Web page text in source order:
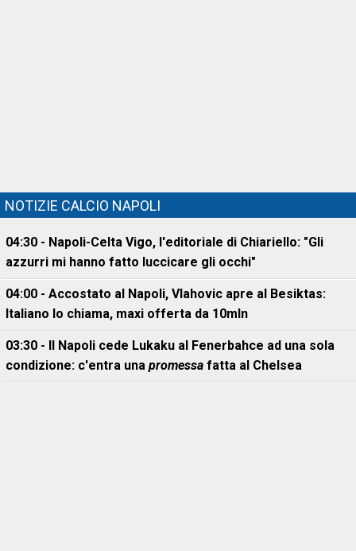
NOTIZIE CALCIO NAPOLI
04:30 - Napoli-Celta Vigo, l'editoriale di Chiariello: "Gli
azzurri mi hanno fatto luccicare gli occhi"
04:00 - Accostato al Napoli, Vlahovic apre al Besiktas:
Italiano lo chiama, maxi offerta da 10mln
03:30 - Il Napoli cede Lukaku al Fenerbahce ad una sola
condizione: c'entra una promessa fatta al Chelsea